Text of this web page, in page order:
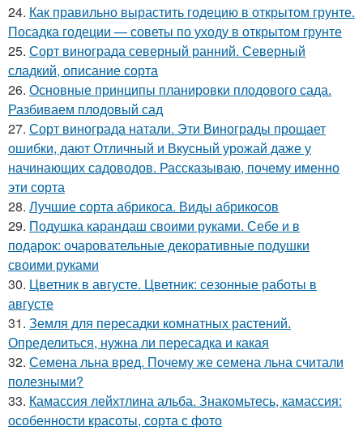
24. Как правильно вырастить годецию в открытом грунте.
Посадка годеции — советы по уходу в открытом грунте
25. Сорт винограда северный ранний. Северный
сладкий, описание сорта
26. Основные принципы планировки плодового сада.
Разбиваем плодовый сад
27. Сорт винограда натали. Эти Винограды прощает
ошибки, дают Отличный и Вкусный урожай даже у
начинающих садоводов. Рассказываю, почему именно
эти сорта
28. Лучшие сорта абрикоса. Виды абрикосов
29. Подушка карандаш своими руками. Себе и в
подарок: очаровательные декоративные подушки
своими руками
30. Цветник в августе. Цветник: сезонные работы в
августе
31. Земля для пересадки комнатных растений.
Определиться, нужна ли пересадка и какая
32. Семена льна вред. Почему же семена льна считали
полезными?
33. Камассия лейхтлина альба. Знакомьтесь, камассия:
особенности красоты, сорта с фото